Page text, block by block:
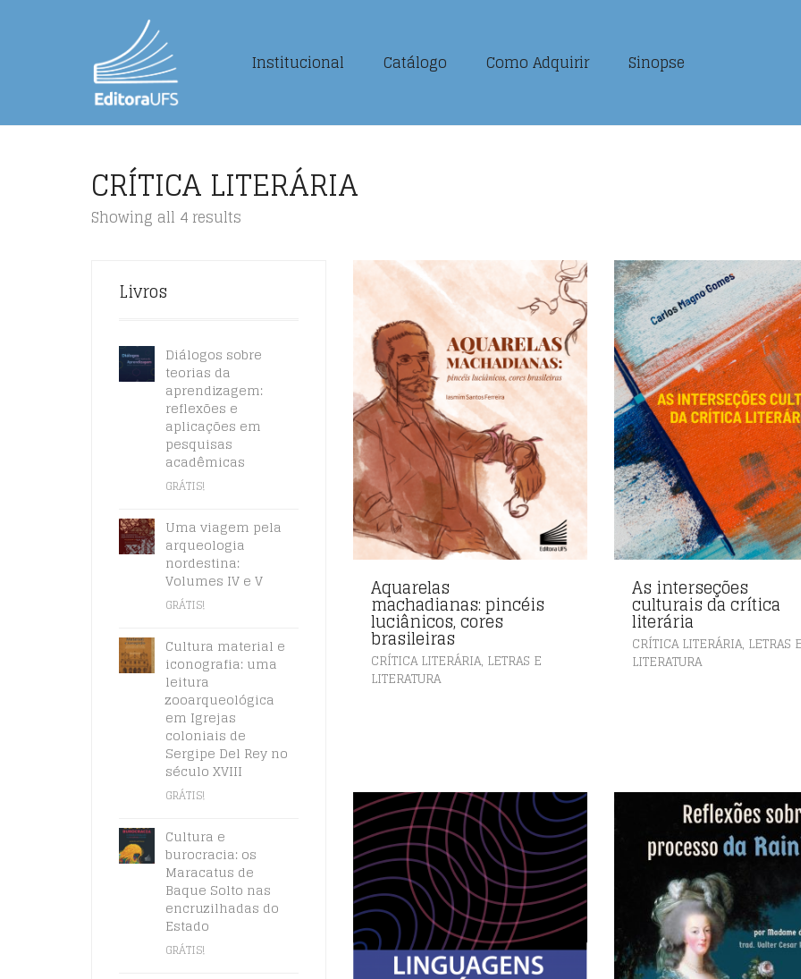
Institucional Catálogo Como Adquirir Sinopse
CRÍTICA LITERÁRIA
Showing all 4 results
Aquarelas
machadianas: pincéis
luciânicos, cores
brasileiras
CRÍTICA LITERÁRIA, LETRAS E
LITERATURA
As interseções
culturais da crítica
literária
CRÍTICA LITERÁRIA, LETRAS
LITERATURA
Livros
Diálogos sobre
teorias da
aprendizagem:
reflexões e
aplicações em
pesquisas
acadêmicas
GRÁTIS!
Uma viagem pela
arqueologia
nordestina:
Volumes IV e V
GRÁTIS!
Cultura material e
iconografia: uma
leitura
zooarqueológica
em Igrejas
coloniais de
Sergipe Del Rey no
século XVIII
GRÁTIS!
Cultura e
burocracia: os
Maracatus de
Baque Solto nas
encruzilhadas do
Estado
GRÁTIS!